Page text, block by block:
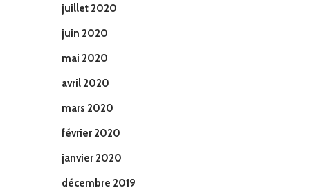
juillet 2020
juin 2020
mai 2020
avril 2020
mars 2020
février 2020
janvier 2020
décembre 2019